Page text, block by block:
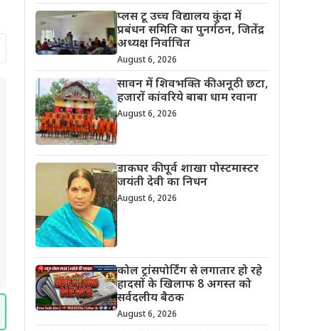
प्लस टू उच्च विद्यालय कुंदा में
प्रबंधन समिति का पुनर्गठन, जितेंद्र
अध्यक्ष निर्वाचित
August 6, 2026
सावन में शिवभक्ति की अनूठी छटा,
हजारों कांवरिये बाबा धाम रवाना
August 6, 2026
डाकघर की पूर्व शाखा पोस्टमास्टर
जयंती देवी का निधन
August 6, 2026
कोल ट्रांसपोर्टिंग से लगातार हो रहे
हादसों के खिलाफ 8 अगस्त को
सर्वदलीय बैठक
August 6, 2026